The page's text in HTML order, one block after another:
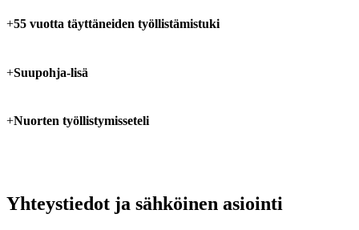
+55 vuotta täyttäneiden työllistämistuki
+Suupohja-lisä
+Nuorten työllistymisseteli
Yhteystiedot ja sähköinen asiointi